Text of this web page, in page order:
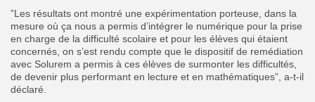
”Les résultats ont montré une expérimentation porteuse, dans la
mesure où ça nous a permis d’intégrer le numérique pour la prise
en charge de la difficulté scolaire et pour les élèves qui étaient
concernés, on s’est rendu compte que le dispositif de remédiation
avec Solurem a permis à ces élèves de surmonter les difficultés,
de devenir plus performant en lecture et en mathématiques”, a-t-il
déclaré.